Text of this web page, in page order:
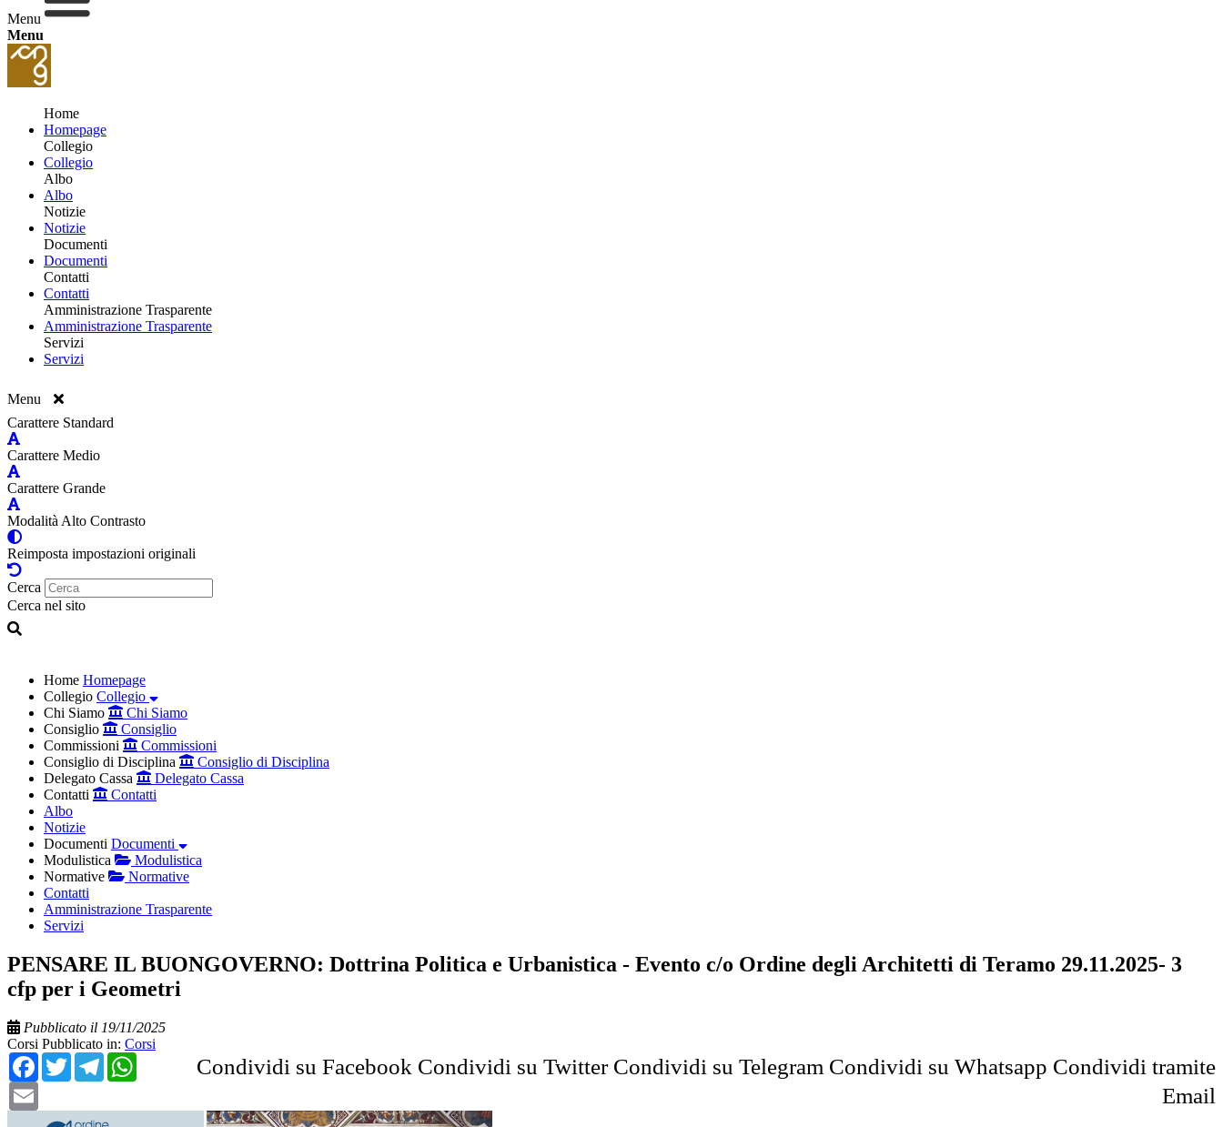
Menu
Menu
Home
Homepage
Collegio
Collegio
Albo
Albo
Notizie
Notizie
Documenti
Documenti
Contatti
Contatti
Amministrazione Trasparente
Amministrazione Trasparente
Servizi
Servizi
Menu
Carattere Standard
Carattere Medio
Carattere Grande
Modalità Alto Contrasto
Reimposta impostazioni originali
Cerca
Cerca nel sito
Home Homepage
Collegio Collegio
Chi Siamo
Chi Siamo
Consiglio
Consiglio
Commissioni
Commissioni
Consiglio di Disciplina
Consiglio di Disciplina
Delegato Cassa
Delegato Cassa
Contatti
Contatti
Albo
Notizie
Documenti Documenti
Modulistica
Modulistica
Normative
Normative
Contatti
Amministrazione Trasparente
Servizi
PENSARE IL BUONGOVERNO: Dottrina Politica e Urbanistica - Evento c/o Ordine degli Architetti di Teramo 29.11.2025- 3
cfp per i Geometri
Pubblicato il 19/11/2025
Corsi Pubblicato in: Corsi
Condividi su Facebook
Facebook Condividi su Twitter
Twitter Condividi su Telegram
Telegram Condividi su Whatsapp
WhatsApp
Condividi tramite
Email
Email